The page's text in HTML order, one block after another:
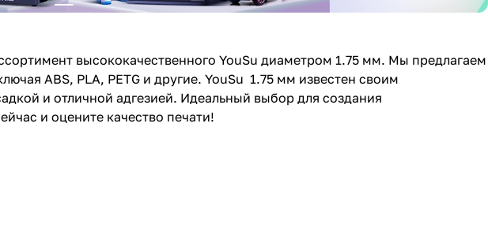
высококачественного YouSu диаметром 1.75 мм. Мы предлагаем
ABS, PLA, PETG и другие. YouSu 1.75 мм известен своим
и отличной адгезией. Идеальный выбор для создания
и оцените качество печати!